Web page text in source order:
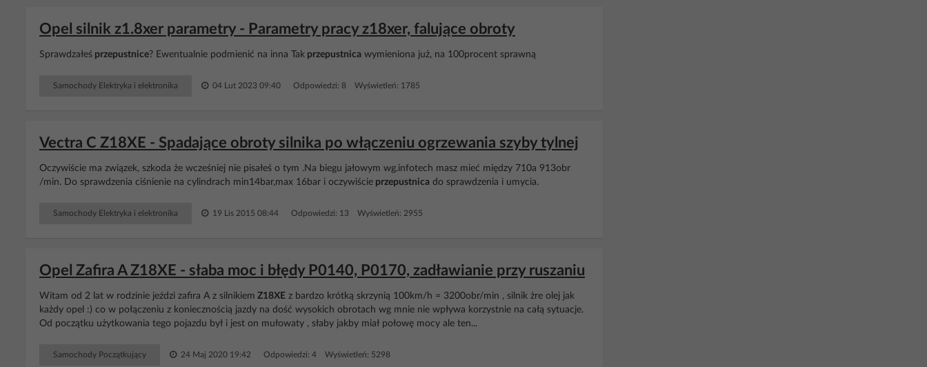
Opel silnik z1.8xer parametry - Parametry pracy z18xer, falujące obroty
Sprawdzałeś przepustnice? Ewentualnie podmienić na inna Tak przepustnica wymieniona już, na 100procent sprawną
Samochody Elektryka i elektronika 04 Lut 2023 09:40 Odpowiedzi: 8 Wyświetleń: 1785
Vectra C Z18XE - Spadające obroty silnika po włączeniu ogrzewania szyby tylnej
Oczywiście ma związek, szkoda że wcześniej nie pisałeś o tym .Na biegu jałowym wg.infotech masz mieć między 710a 913obr
/min. Do sprawdzenia ciśnienie na cylindrach min14bar,max 16bar i oczywiście przepustnica do sprawdzenia i umycia.
Samochody Elektryka i elektronika 19 Lis 2015 08:44 Odpowiedzi: 13 Wyświetleń: 2955
Opel Zafira A Z18XE - słaba moc i błędy P0140, P0170, zadławianie przy ruszaniu
Witam od 2 lat w rodzinie jeździ zafira A z silnikiem Z18XE z bardzo krótką skrzynią 100km/h = 3200obr/min , silnik żre olej jak
każdy opel :) co w połączeniu z koniecznością jazdy na dość wysokich obrotach wg mnie nie wpływa korzystnie na całą sytuacje.
Od początku użytkowania tego pojazdu był i jest on mułowaty , słaby jakby miał połowę mocy ale ten...
Samochody Początkujący 24 Maj 2020 19:42 Odpowiedzi: 4 Wyświetleń: 5298